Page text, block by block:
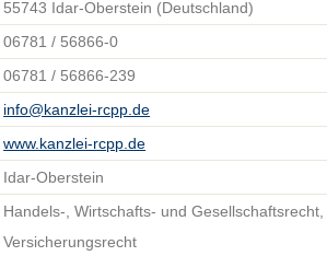
55743 Idar-Oberstein (Deutschland)
06781 / 56866-0
06781 / 56866-239
info@kanzlei-rcpp.de
www.kanzlei-rcpp.de
Idar-Oberstein
Handels-, Wirtschafts- und Gesellschaftsrecht,
Versicherungsrecht